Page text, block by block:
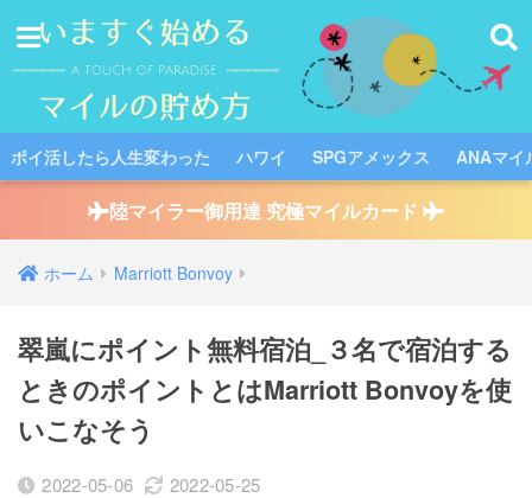
ポイ活したら人生変わった ハワイ SPGアメックス ANAマイ
陸マイラー御用達 究極マイルカード
ホーム Marriott Bonvoy
翠嵐にポイント無料宿泊_３名で宿泊する
ときのポイントとはMarriott Bonvoyを使
いこなそう
2022-05-06 2022-05-25